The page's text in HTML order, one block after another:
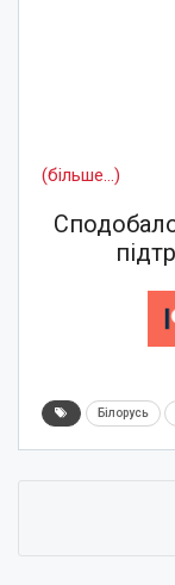
(більше…)
Білорусь